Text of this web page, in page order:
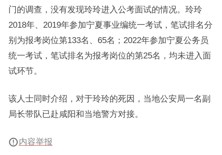
门的调查，没有发现玲玲进入公考面试的情况。玲玲
2018年、2019年参加宁夏事业编统一考试，笔试排名分
别为报考岗位第133名、65名；2022年参加宁夏公务员
统一考试，笔试排名为报考岗位的第25名，均未进入面
试环节。
该人士同时介绍，对于玲玲的死因，当地公安局一名副
局长带队已赴咸阳和当地警方对接。
内容举报